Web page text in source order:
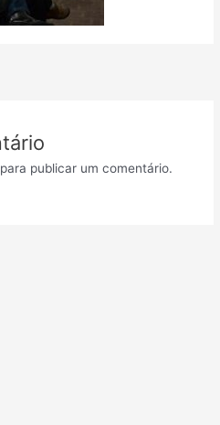
para publicar um comentário.